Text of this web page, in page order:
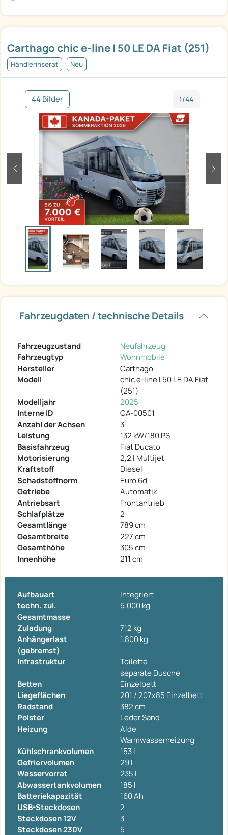
Carthago chic e-line I 50 LE DA Fiat (251)
Händlerinserat Neu
44 Bilder 1/44
zurück
Fahrzeugdaten / technische Details
Fahrzeugzustand
Neufahrzeug
Fahrzeugtyp
Wohnmobile
Hersteller
Carthago
Modell
chic e-line I 50 LE DA Fiat
(251)
Modelljahr
2025
Interne ID
CA-00501
Anzahl der Achsen
3
Leistung
132 kW/180 PS
Basisfahrzeug
Fiat Ducato
Motorisierung
2,2 l Multijet
Kraftstoff
Diesel
Schadstoffnorm
Euro 6d
Getriebe
Automatik
Antriebsart
Frontantrieb
Schlafplätze
2
Gesamtlänge
789 cm
Gesamtbreite
227 cm
Gesamthöhe
305 cm
Innenhöhe
211 cm
Aufbauart
Integriert
techn. zul.
Gesamtmasse
5.000 kg
Zuladung
712 kg
Anhängerlast
(gebremst)
1.800 kg
Infrastruktur
Toilette
separate Dusche
Betten
Einzelbett
Liegeflächen
201 / 207x85 Einzelbett
Radstand
382 cm
Polster
Leder Sand
Heizung
Alde
Warmwasserheizung
Kühlschrankvolumen
153 l
Gefriervolumen
29 l
Wasservorrat
235 l
Abwassertankvolumen
185 l
Batteriekapazität
160 Ah
USB-Steckdosen
2
Steckdosen 12V
3
Steckdosen 230V
5